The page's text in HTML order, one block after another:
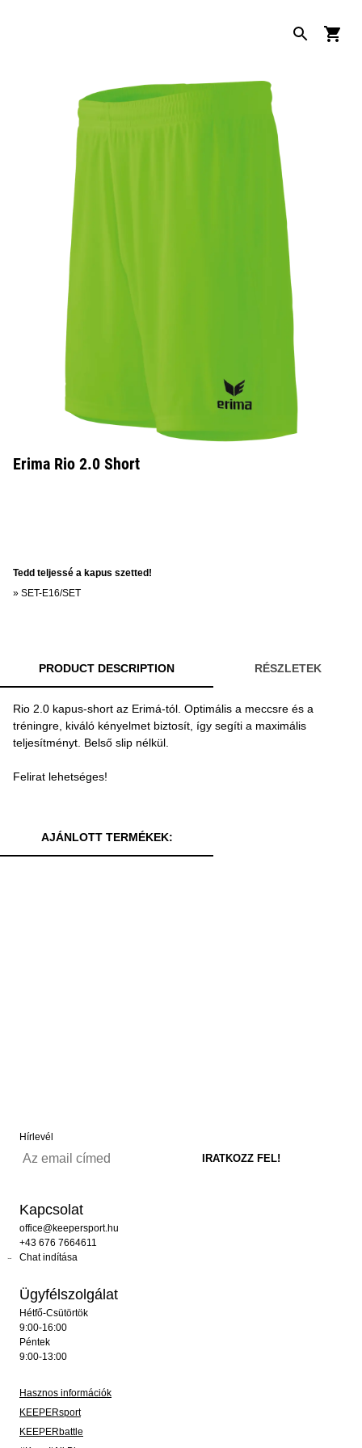
Erima Rio 2.0 Short
Tedd teljessé a kapus szetted!
» SET-E16/SET
PRODUCT DESCRIPTION RÉSZLETEK
Rio 2.0 kapus-short az Erimá-tól. Optimális a meccsre és a
tréningre, kiváló kényelmet biztosít, így segíti a maximális
teljesítményt. Belső slip nélkül.
Felirat lehetséges!
AJÁNLOTT TERMÉKEK:
Hírlevél
Kapcsolat
office@keepersport.hu
+43 676 7664611
Chat indítása
Ügyfélszolgálat
Hétfő-Csütörtök
9:00-16:00
Péntek
9:00-13:00
Hasznos információk
KEEPERsport
KEEPERbattle